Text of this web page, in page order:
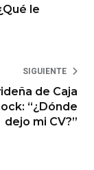
le
SIGUIENTE
de Caja
“¿Dónde
dejo mi CV?”